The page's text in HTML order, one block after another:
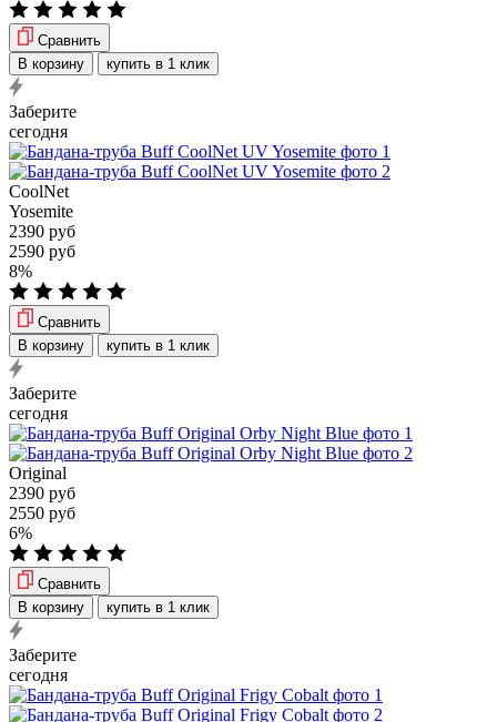
Сравнить
В корзину
купить в 1 клик
Заберите
сегодня
CoolNet
Yosemite
2390 руб
2590 руб
8%
Сравнить
В корзину
купить в 1 клик
Заберите
сегодня
Original
2390 руб
2550 руб
6%
Сравнить
В корзину
купить в 1 клик
Заберите
сегодня